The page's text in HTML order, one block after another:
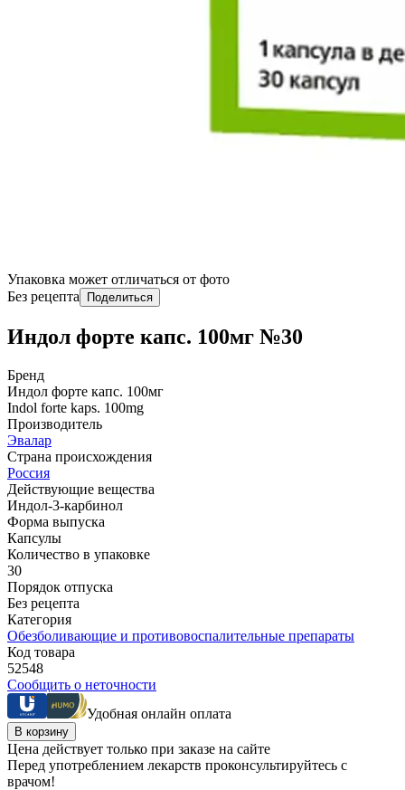
Упаковка может отличаться от фото
Без рецепта
Поделиться
Индол форте капс. 100мг №30
Бренд
Индол форте капс. 100мг
Indol forte kaps. 100mg
Производитель
Эвалар
Страна происхождения
Россия
Действующие вещества
Индол-3-карбинол
Форма выпуска
Капсулы
Количество в упаковке
30
Порядок отпуска
Без рецепта
Категория
Обезболивающие и противовоспалительные препараты
Код товара
52548
Сообщить о неточности
Удобная онлайн оплата
В корзину
Цена действует только при заказе на сайте
Перед употреблением лекарств проконсультируйтесь с
врачом!